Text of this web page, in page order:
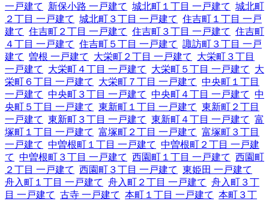
一戸建て
新保小路 一戸建て 城北町１丁目 一戸建て 城北町
２丁目 一戸建て 城北町３丁目 一戸建て 住吉町１丁目 一戸
建て 住吉町２丁目 一戸建て 住吉町３丁目 一戸建て 住吉町
４丁目 一戸建て 住吉町５丁目 一戸建て 諏訪町３丁目 一戸
建て 曽根 一戸建て 大栄町２丁目 一戸建て
大栄町３丁目
一戸建て
大栄町４丁目 一戸建て 大栄町５丁目 一戸建て
大
栄町６丁目 一戸建て
大栄町７丁目 一戸建て 中央町１丁目
一戸建て 中央町３丁目 一戸建て 中央町４丁目 一戸建て 中
央町５丁目 一戸建て 東新町１丁目 一戸建て 東新町２丁目
一戸建て 東新町３丁目 一戸建て 東新町４丁目 一戸建て 富
塚町１丁目 一戸建て 富塚町２丁目 一戸建て 富塚町３丁目
一戸建て 中曽根町１丁目 一戸建て 中曽根町２丁目 一戸建
て 中曽根町３丁目 一戸建て 西園町１丁目 一戸建て 西園町
２丁目 一戸建て 西園町３丁目 一戸建て 東姫田 一戸建て
舟入町１丁目 一戸建て 舟入町２丁目 一戸建て 舟入町３丁
目 一戸建て 古寺 一戸建て 本町１丁目 一戸建て 本町３丁